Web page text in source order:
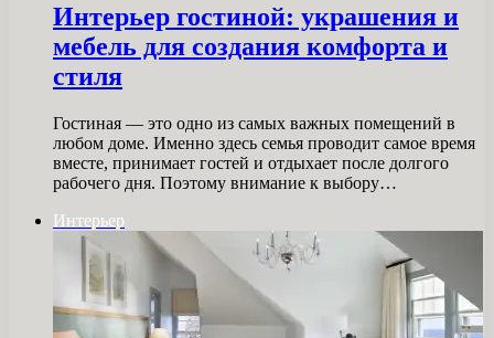
Интерьер гостиной: украшения и
мебель для создания комфорта и
стиля
Гостиная — это одно из самых важных помещений в
любом доме. Именно здесь семья проводит самое время
вместе, принимает гостей и отдыхает после долгого
рабочего дня. Поэтому внимание к выбору…
Интерьер